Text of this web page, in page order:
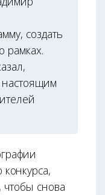
создать
рамках.
настоящим
чтобы снова